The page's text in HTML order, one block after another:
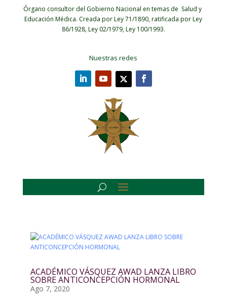
Órgano consultor del Gobierno Nacional en temas de Salud y
Educación Médica. Creada por Ley 71/1890, ratificada por Ley
86/1928, Ley 02/1979, Ley 100/1993.
Nuestras redes
ACADÉMICO VÁSQUEZ AWAD LANZA LIBRO
SOBRE ANTICONCEPCIÓN HORMONAL
Ago 7, 2020